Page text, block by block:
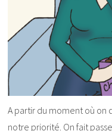
A partir du moment où
notre priorité. On fait